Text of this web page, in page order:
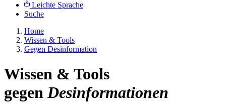
Leichte Sprache
Suche
Home
Wissen & Tools
Gegen Desinformation
Wissen & Tools
gegen Desinformationen